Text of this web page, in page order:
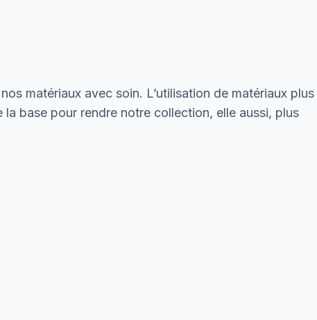
matériaux avec soin. L’utilisation de matériaux plus
la base pour rendre notre collection, elle aussi, plus